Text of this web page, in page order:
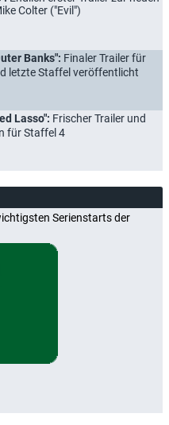
Colter ("Evil")
Banks": Finaler Trailer für
letzte Staffel veröffentlicht
Lasso": Frischer Trailer und
für Staffel 4
Serienstarts der